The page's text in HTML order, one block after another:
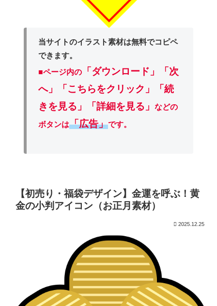
当サイトのイラスト素材は無料でコピペ
できます。
■ページ内の
「ダウンロード」
「次
へ」「こちらをクリック」「続
きを見る」「詳細を見る」などの
ボタンは「広告」です。
【初売り・福袋デザイン】金運を呼ぶ！黄
金の小判アイコン（お正月素材）
2025.12.25